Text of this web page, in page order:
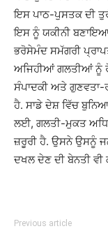
ਇਸ ਪਾਠ-ਪੁਸਤਕ ਦੀ
ਇਸ ਨੂੰ ਯਕੀਨੀ
ਭਰੋਸੇਮੰਦ ਸਮੱਗਰੀ
ਅਜਿਹੀਆਂ ਗਲਤੀਆਂ ਨੂੰ
ਸੰਪਾਦਕੀ ਅਤੇ
ਹੈ. ਸਾਡੇ ਦੇਸ਼ ਵਿੱਚ
ਲਈ, ਗਲਤੀ-ਮੁਕਤ
ਜ਼ਰੂਰੀ ਹੈ. ਉਸਨੇ ਉਸਨੂੰ
ਦਖਲ ਦੇਣ ਦੀ ਬੇਨਤੀ ਵੀ
Previous article